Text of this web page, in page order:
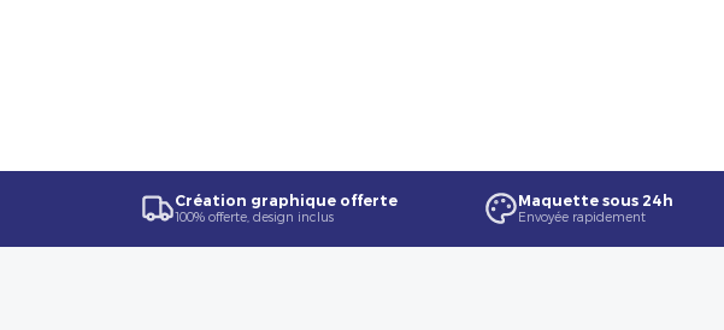
Création graphique offerte
100% offerte, design inclus
Maquette sous 24h
Envoyée rapidement